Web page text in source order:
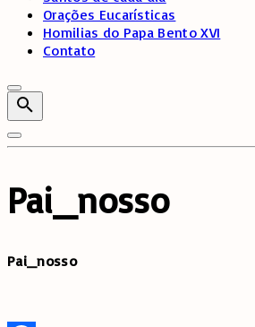
Orações Eucarísticas
Homilias do Papa Bento XVI
Contato
Pai_nosso
Pai_nosso